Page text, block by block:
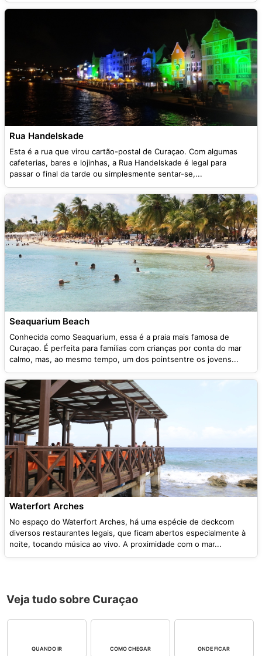
Rua Handelskade
Esta é a rua que virou cartão-postal de Curaçao. Com algumas
cafeterias, bares e lojinhas, a Rua Handelskade é legal para
passar o final da tarde ou simplesmente sentar-se,...
Seaquarium Beach
Conhecida como Seaquarium, essa é a praia mais famosa de
Curaçao. É perfeita para famílias com crianças por conta do mar
calmo, mas, ao mesmo tempo, um dos pointsentre os jovens...
Waterfort Arches
No espaço do Waterfort Arches, há uma espécie de deckcom
diversos restaurantes legais, que ficam abertos especialmente à
noite, tocando música ao vivo. A proximidade com o mar...
Veja tudo sobre Curaçao
QUANDO IR COMO CHEGAR ONDE FICAR